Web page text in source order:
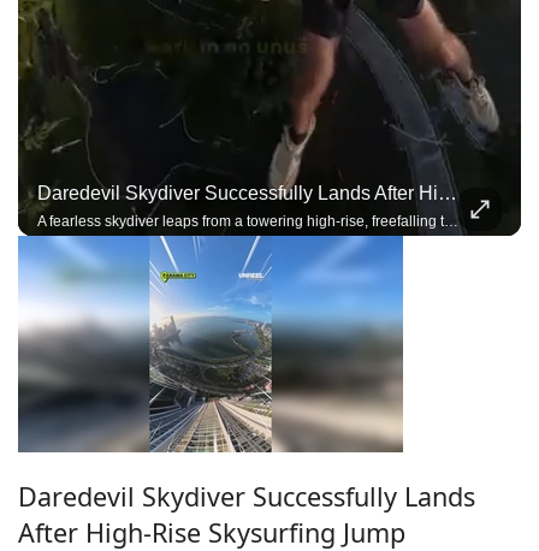
Daredevil Skydiver Successfully Lands After High-Rise Skysurfing Jump
A fearless skydiver leaps from a towering high-rise, freefalling through the city skyline before deploying the parachute and landing with incredible precision.
Daredevil Skydiver Successfully Lands
After High-Rise Skysurfing Jump